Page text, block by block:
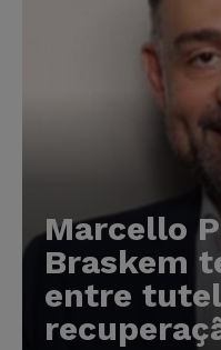
Marcello
Braskem
entre